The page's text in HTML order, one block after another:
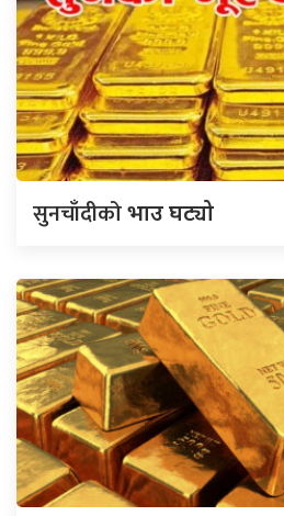
सुनचाँदीकोभाउ घट्यो